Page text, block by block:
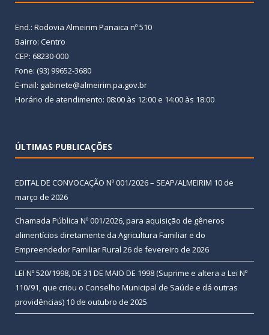
End.: Rodovia Almeirim Panaica nº 510
Bairro: Centro
CEP: 68230-000
Fone: (93) 99652-3680
E-mail: gabinete@almeirim.pa.gov.br
Horário de atendimento: 08:00 às 12:00 e 14:00 às 18:00
ÚLTIMAS PUBLICAÇÕES
EDITAL DE CONVOCAÇÃO Nº 001/2026 – SEAP/ALMEIRIM 10 de
março de 2026
Chamada Pública Nº 001/2026, para aquisição de gêneros
alimentícios diretamente da Agricultura Familiar e do
Empreendedor Familiar Rural 26 de fevereiro de 2026
LEI Nº 520/1998, DE 31 DE MAIO DE 1998 (Suprime e altera a Lei Nº
110/91, que criou o Conselho Municipal de Saúde e dá outras
providências) 10 de outubro de 2025